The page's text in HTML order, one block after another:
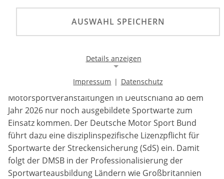
erhöhen, werden bei DMSB-genehmigten
Motorsportveranstaltungen in Deutschland ab dem
werden bei DMSB-genehmigten
Motorsportveranstaltungen in Deutschland ab dem
Jahr 2026 nur noch ausgebildete Sportwarte zum
Einsatz kommen. Der Deutsche Motor Sport Bund
führt dazu eine disziplinspezifische Lizenzpflicht für
Sportwarte der Streckensicherung (SdS) ein. Damit
folgt der DMSB in der Professionalisierung der
Sportwarteausbildung Ländern wie Großbritannien
AUSWAHL SPEICHERN
Details anzeigen
Notwendige Cookies ermöglichen die Kernfunktionalität
einer Website. Sie helfen dabei, die Website nutzbar zu
machen, indem sie grundlegende Funktionen
ermöglichen. Ohne diese Cookies kann die Website nicht
richtig funktionieren.
Background Image
Impressum | Datenschutz